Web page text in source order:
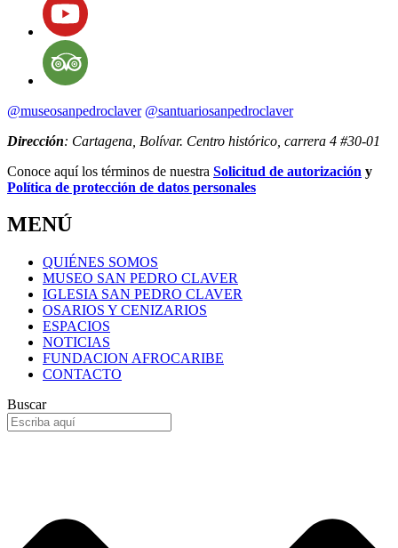
@museosanpedroclaver @santuariosanpedroclaver
Dirección: Cartagena, Bolívar. Centro histórico, carrera 4 #30-01
Conoce aquí los términos de nuestra Solicitud de autorización y
Política de protección de datos personales
MENÚ
QUIÉNES SOMOS
MUSEO SAN PEDRO CLAVER
IGLESIA SAN PEDRO CLAVER
OSARIOS Y CENIZARIOS
ESPACIOS
NOTICIAS
FUNDACION AFROCARIBE
CONTACTO
Buscar